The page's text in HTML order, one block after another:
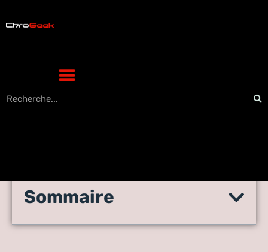
marques sur Twitter ?
Sommaire